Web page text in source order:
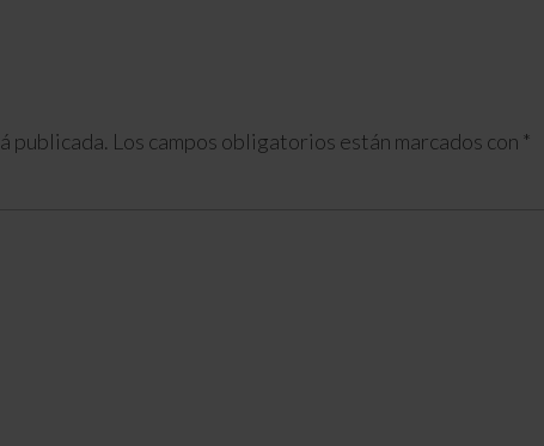
publicada. Los campos obligatorios están marcados con *